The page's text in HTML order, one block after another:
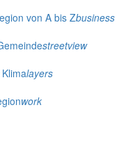
von A bis Zbusiness
streetview
layers
work